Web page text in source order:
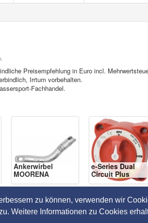
zu können, verwenden wir
Weitere Informationen zu Cookies
Preisempfehlung in Euro incl.
Irrtum vorbehalten.
Fachhandel.
Ankerwirbel
MOORENA
e-Series Dual
Circuit Plus